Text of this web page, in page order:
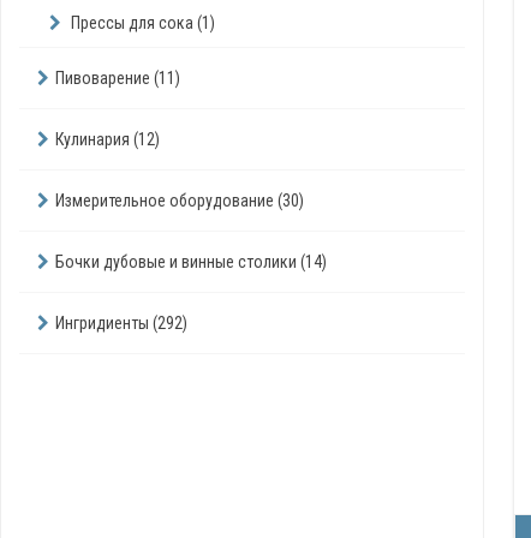
Прессы для сока (1)
Пивоварение (11)
Кулинария (12)
Измерительное оборудование (30)
Бочки дубовые и винные столики (14)
Ингридиенты (292)